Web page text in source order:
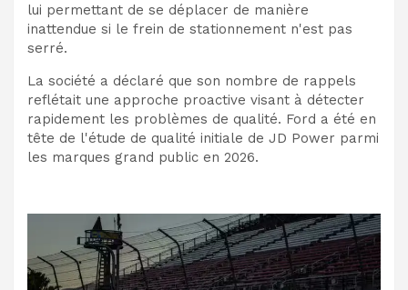
lui permettant de se déplacer de manière
inattendue si le frein de stationnement n'est pas
serré.
La société a déclaré que son nombre de rappels
reflétait une approche proactive visant à détecter
rapidement les problèmes de qualité. Ford a été en
tête de l'étude de qualité initiale de JD Power parmi
les marques grand public en 2026.